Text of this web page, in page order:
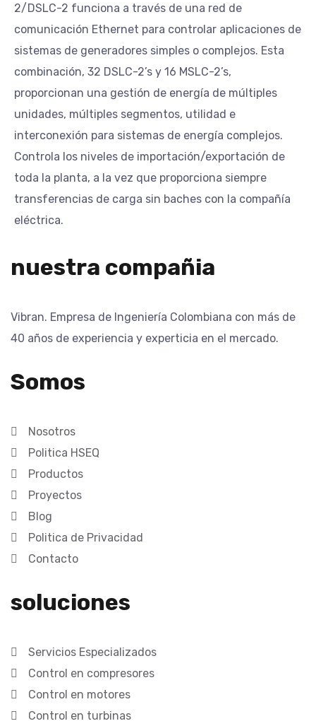
2/DSLC-2 funciona a través de una red de
comunicación Ethernet para controlar aplicaciones de
sistemas de generadores simples o complejos. Esta
combinación, 32 DSLC-2’s y 16 MSLC-2’s,
proporcionan una gestión de energía de múltiples
unidades, múltiples segmentos, utilidad e
interconexión para sistemas de energía complejos.
Controla los niveles de importación/exportación de
toda la planta, a la vez que proporciona siempre
transferencias de carga sin baches con la compañía
eléctrica.
nuestra compañia
Vibran. Empresa de Ingeniería Colombiana con más de
40 años de experiencia y experticia en el mercado.
Somos
Nosotros
Politica HSEQ
Productos
Proyectos
Blog
Politica de Privacidad
Contacto
soluciones
Servicios Especializados
Control en compresores
Control en motores
Control en turbinas